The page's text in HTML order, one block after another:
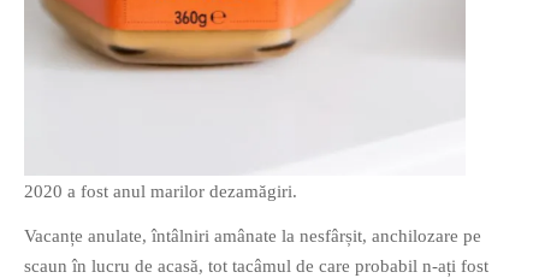
2020 a fost anul marilor dezamăgiri.
Vacanțe anulate, întâlniri amânate la nesfârșit, anchilozare pe
scaun în lucru de acasă, tot tacâmul de care probabil n-ați fost